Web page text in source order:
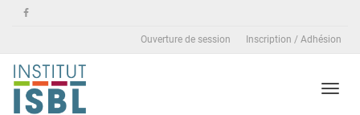
Ouverture de session Inscription / Adhésion